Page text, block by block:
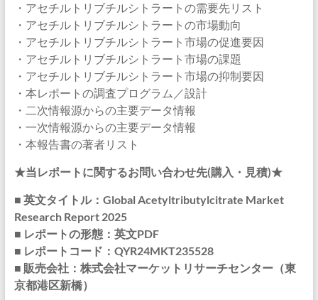
・アセチルトリブチルシトラートの需要先リスト
・アセチルトリブチルシトラートの市場動向
・アセチルトリブチルシトラート市場の促進要因
・アセチルトリブチルシトラート市場の課題
・アセチルトリブチルシトラート市場の抑制要因
・本レポートの調査プログラム／設計
・二次情報源からの主要データ情報
・一次情報源からの主要データ情報
・本報告書の著者リスト
★当レポートに関するお問い合わせ先(購入・見積)★
■ 英文タイトル：Global Acetyltributylcitrate Market
Research Report 2025
■ レポートの形態：英文PDF
■ レポートコード：QYR24MKT235528
■ 販売会社：株式会社マーケットリサーチセンター（東
京都港区新橋）